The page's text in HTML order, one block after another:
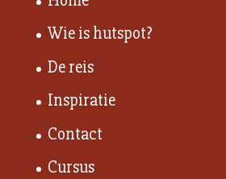
Wie is hutspot?
De reis
Inspiratie
Contact
Cursus